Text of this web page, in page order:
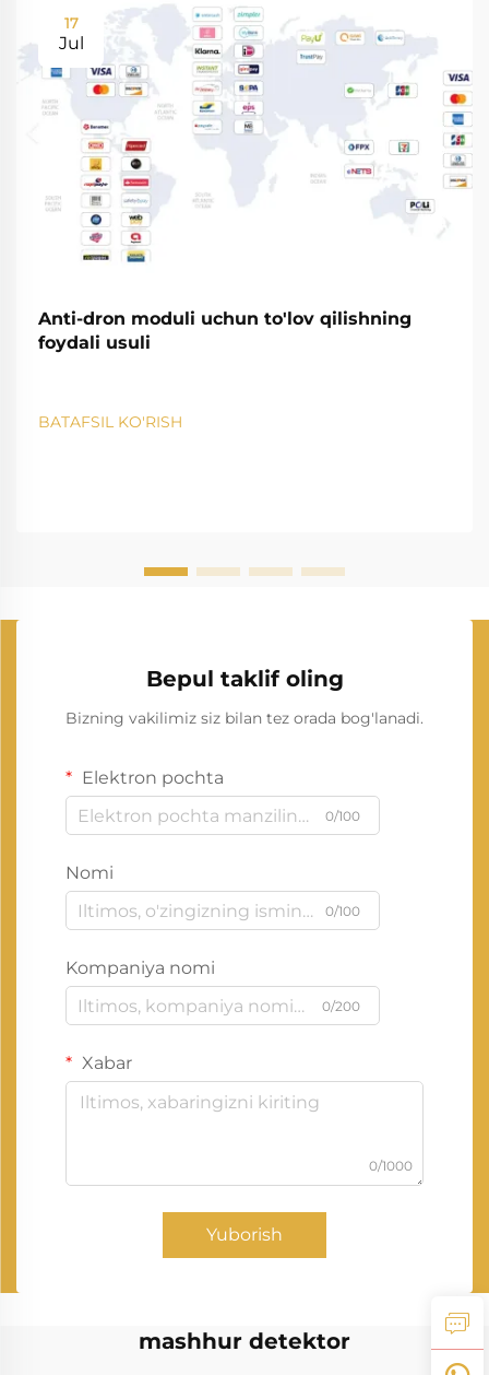
17
Jul
Anti-dron moduli uchun to'lov qilishning
foydali usuli
BATAFSIL KO'RISH
Bepul taklif oling
Bizning vakilimiz siz bilan tez orada bog'lanadi.
Elektron pochta
0/100
Nomi
0/100
Kompaniya nomi
0/200
Xabar
0/1000
Yuborish
mashhur detektor